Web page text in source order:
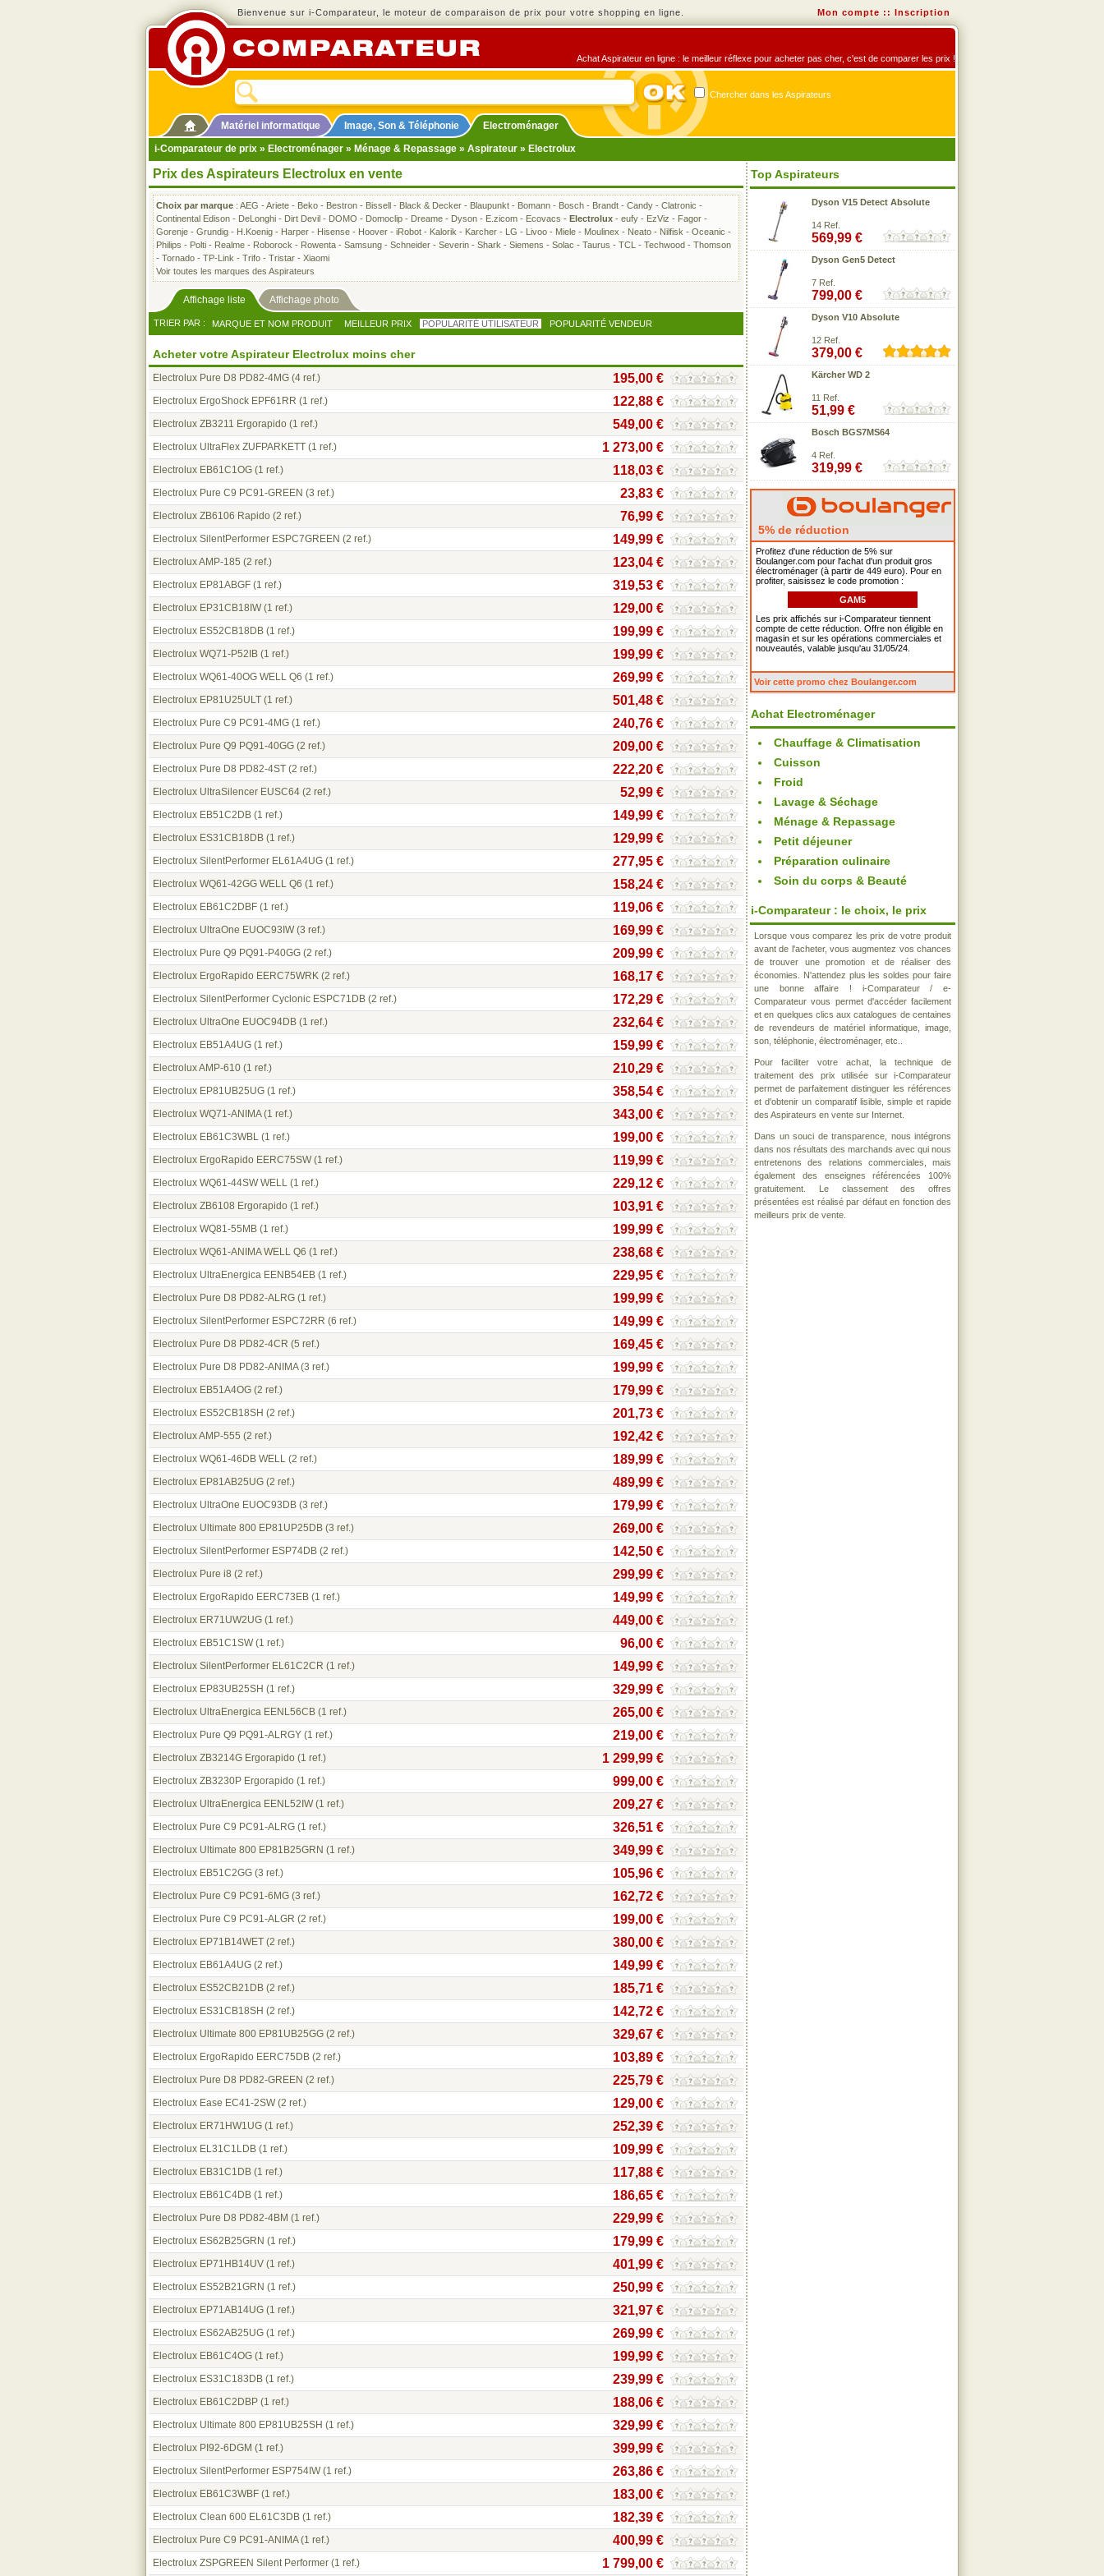
Bienvenue sur i-Comparateur, le moteur de comparaison de prix pour votre shopping en ligne. Mon compte :: Inscription
Achat Aspirateur en ligne : le meilleur réflexe pour acheter pas cher, c'est de comparer les prix !
Chercher dans les Aspirateurs
Matériel informatique Image, Son & Téléphonie
Electroménager
i-Comparateur de prix » Electroménager » Ménage & Repassage » Aspirateur » Electrolux
Prix des Aspirateurs Electrolux en vente
Choix par marque : AEG -Ariete - Beko - Bestron - Bissell - Black & Decker - Blaupunkt - Bomann - Bosch - Brandt - Candy - Clatronic -
Continental Edison - DeLonghi - Dirt Devil - DOMO - Domoclip - Dreame - Dyson - E.zicom - Ecovacs - Electrolux - eufy - EzViz - Fagor -
Gorenje - Grundig - H.Koenig - Harper - Hisense - Hoover - iRobot - Kalorik - Karcher - LG - Livoo - Miele - Moulinex - Neato - Nilfisk - Oceanic -
Philips - Polti - Realme - Roborock - Rowenta - Samsung - Schneider - Severin - Shark - Siemens - Solac - Taurus - TCL - Techwood - Thomson
- Tornado - TP-Link - Trifo - Tristar - Xiaomi
Voir toutes les marques des Aspirateurs
Affichage liste Affichage photo
TRIER PAR : MARQUE ET NOM PRODUIT MEILLEUR PRIX POPULARITÉ UTILISATEUR POPULARITÉ VENDEUR
Acheter votre Aspirateur Electrolux moins cher
Electrolux Pure D8 PD82-4MG (4 ref.) 195,00 €
Electrolux ErgoShock EPF61RR (1 ref.) 122,88 €
Electrolux ZB3211 Ergorapido (1 ref.) 549,00 €
Electrolux UltraFlex ZUFPARKETT (1 ref.) 1 273,00 €
Electrolux EB61C1OG (1 ref.) 118,03 €
Electrolux Pure C9 PC91-GREEN (3 ref.) 23,83 €
Electrolux ZB6106 Rapido (2 ref.) 76,99 €
Electrolux SilentPerformer ESPC7GREEN (2 ref.) 149,99 €
Electrolux AMP-185 (2 ref.) 123,04 €
Electrolux EP81ABGF (1 ref.) 319,53 €
Electrolux EP31CB18IW(1 ref.) 129,00 €
Electrolux ES52CB18DB (1 ref.) 199,99 €
Electrolux WQ71-P52IB (1 ref.) 199,99 €
Electrolux WQ61-40OG WELL Q6 (1 ref.) 269,99 €
Electrolux EP81U25ULT (1 ref.) 501,48 €
Electrolux Pure C9 PC91-4MG (1 ref.) 240,76 €
Electrolux Pure Q9 PQ91-40GG (2 ref.) 209,00 €
Electrolux Pure D8 PD82-4ST (2 ref.) 222,20 €
Electrolux UltraSilencer EUSC64 (2 ref.) 52,99 €
Electrolux EB51C2DB (1 ref.) 149,99 €
Electrolux ES31CB18DB (1 ref.) 129,99 €
Electrolux SilentPerformer EL61A4UG (1 ref.) 277,95 €
Electrolux WQ61-42GG WELL Q6 (1 ref.) 158,24 €
Electrolux EB61C2DBF (1 ref.) 119,06 €
Electrolux UltraOne EUOC93IW(3 ref.) 169,99 €
Electrolux Pure Q9 PQ91-P40GG (2 ref.) 209,99 €
Electrolux ErgoRapido EERC75WRK (2 ref.) 168,17 €
Electrolux SilentPerformer Cyclonic ESPC71DB (2 ref.) 172,29 €
Electrolux UltraOne EUOC94DB (1 ref.) 232,64 €
Electrolux EB51A4UG (1 ref.) 159,99 €
Electrolux AMP-610 (1 ref.) 210,29 €
Electrolux EP81UB25UG (1 ref.) 358,54 €
Electrolux WQ71-ANIMA(1 ref.) 343,00 €
Electrolux EB61C3WBL (1 ref.) 199,00 €
Electrolux ErgoRapido EERC75SW(1 ref.) 119,99 €
Electrolux WQ61-44SW WELL (1 ref.) 229,12 €
Electrolux ZB6108 Ergorapido (1 ref.) 103,91 €
Electrolux WQ81-55MB (1 ref.) 199,99 €
Electrolux WQ61-ANIMA WELL Q6 (1 ref.) 238,68 €
Electrolux UltraEnergica EENB54EB (1 ref.) 229,95 €
Electrolux Pure D8 PD82-ALRG (1 ref.) 199,99 €
Electrolux SilentPerformer ESPC72RR (6 ref.) 149,99 €
Electrolux Pure D8 PD82-4CR (5 ref.) 169,45 €
Electrolux Pure D8 PD82-ANIMA(3 ref.) 199,99 €
Electrolux EB51A4OG (2 ref.) 179,99 €
Electrolux ES52CB18SH (2 ref.) 201,73 €
Electrolux AMP-555 (2 ref.) 192,42 €
Electrolux WQ61-46DB WELL (2 ref.) 189,99 €
Electrolux EP81AB25UG (2 ref.) 489,99 €
Electrolux UltraOne EUOC93DB (3 ref.) 179,99 €
Electrolux Ultimate 800 EP81UP25DB (3 ref.) 269,00 €
Electrolux SilentPerformer ESP74DB (2 ref.) 142,50 €
Electrolux Pure i8 (2 ref.) 299,99 €
Electrolux ErgoRapido EERC73EB (1 ref.) 149,99 €
Electrolux ER71UW2UG (1 ref.) 449,00 €
Electrolux EB51C1SW(1 ref.) 96,00 €
Electrolux SilentPerformer EL61C2CR (1 ref.) 149,99 €
Electrolux EP83UB25SH (1 ref.) 329,99 €
Electrolux UltraEnergica EENL56CB (1 ref.) 265,00 €
Electrolux Pure Q9 PQ91-ALRGY (1 ref.) 219,00 €
Electrolux ZB3214G Ergorapido (1 ref.) 1 299,99 €
Electrolux ZB3230P Ergorapido (1 ref.) 999,00 €
Electrolux UltraEnergica EENL52IW(1 ref.) 209,27 €
Electrolux Pure C9 PC91-ALRG (1 ref.) 326,51 €
Electrolux Ultimate 800 EP81B25GRN (1 ref.) 349,99 €
Electrolux EB51C2GG (3 ref.) 105,96 €
Electrolux Pure C9 PC91-6MG (3 ref.) 162,72 €
Electrolux Pure C9 PC91-ALGR (2 ref.) 199,00 €
Electrolux EP71B14WET (2 ref.) 380,00 €
Electrolux EB61A4UG (2 ref.) 149,99 €
Electrolux ES52CB21DB (2 ref.) 185,71 €
Electrolux ES31CB18SH (2 ref.) 142,72 €
Electrolux Ultimate 800 EP81UB25GG (2 ref.) 329,67 €
Electrolux ErgoRapido EERC75DB (2 ref.) 103,89 €
Electrolux Pure D8 PD82-GREEN (2 ref.) 225,79 €
Electrolux Ease EC41-2SW(2 ref.) 129,00 €
Electrolux ER71HW1UG (1 ref.) 252,39 €
Electrolux EL31C1LDB (1 ref.) 109,99 €
Electrolux EB31C1DB (1 ref.) 117,88 €
Electrolux EB61C4DB (1 ref.) 186,65 €
Electrolux Pure D8 PD82-4BM (1 ref.) 229,99 €
Electrolux ES62B25GRN (1 ref.) 179,99 €
Electrolux EP71HB14UV (1 ref.) 401,99 €
Electrolux ES52B21GRN (1 ref.) 250,99 €
Electrolux EP71AB14UG (1 ref.) 321,97 €
Electrolux ES62AB25UG (1 ref.) 269,99 €
Electrolux EB61C4OG (1 ref.) 199,99 €
Electrolux ES31C183DB (1 ref.) 239,99 €
Electrolux EB61C2DBP (1 ref.) 188,06 €
Electrolux Ultimate 800 EP81UB25SH (1 ref.) 329,99 €
Electrolux PI92-6DGM (1 ref.) 399,99 €
Electrolux SilentPerformer ESP754IW(1 ref.) 263,86 €
Electrolux EB61C3WBF (1 ref.) 183,00 €
Electrolux Clean 600 EL61C3DB (1 ref.) 182,39 €
Electrolux Pure C9 PC91-ANIMA(1 ref.) 400,99 €
Electrolux ZSPGREEN Silent Performer (1 ref.) 1 799,00 €
Top Aspirateurs
Dyson V15 Detect Absolute
14 Ref.
569,99 €
Dyson Gen5 Detect
7 Ref.
799,00 €
Dyson V10 Absolute
12 Ref.
379,00 €
Kärcher WD 2
11 Ref.
51,99 €
Bosch BGS7MS64
4 Ref.
319,99 €
5% de réduction
Profitez d'une réduction de 5% sur
Boulanger.com pour l'achat d'un produit gros
électroménager (à partir de 449 euro). Pour en
profiter, saisissez le code promotion :
GAM5
Les prix affichés sur i-Comparateur tiennent
compte de cette réduction. Offre non éligible en
magasin et sur les opérations commerciales et
nouveautés, valable jusqu'au 31/05/24.
Voir cette promo chez Boulanger.com
Achat Electroménager
Chauffage & Climatisation
Cuisson
Froid
Lavage & Séchage
Ménage & Repassage
Petit déjeuner
Préparation culinaire
Soin du corps & Beauté
i-Comparateur : le choix, le prix
Lorsque vous comparez les prix de votre produit
avant de l'acheter, vous augmentez vos chances
de trouver une promotion et de réaliser des
économies. N'attendez plus les soldes pour faire
une bonne affaire ! i-Comparateur / e-
Comparateur vous permet d'accéder facilement
et en quelques clics aux catalogues de centaines
de revendeurs de matériel informatique, image,
son, téléphonie, électroménager, etc..
Pour faciliter votre achat, la technique de
traitement des prix utilisée sur i-Comparateur
permet de parfaitement distinguer les références
et d'obtenir un comparatif lisible, simple et rapide
des Aspirateurs en vente sur Internet.
Dans un souci de transparence, nous intégrons
dans nos résultats des marchands avec qui nous
entretenons des relations commerciales, mais
également des enseignes référencées 100%
gratuitement. Le classement des offres
présentées est réalisé par défaut en fonction des
meilleurs prix de vente.